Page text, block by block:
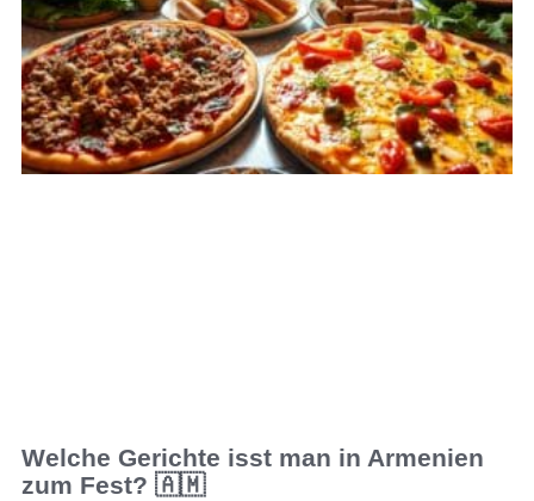
Welche Gerichte isst man in Armenien
zum Fest? 🇦🇲